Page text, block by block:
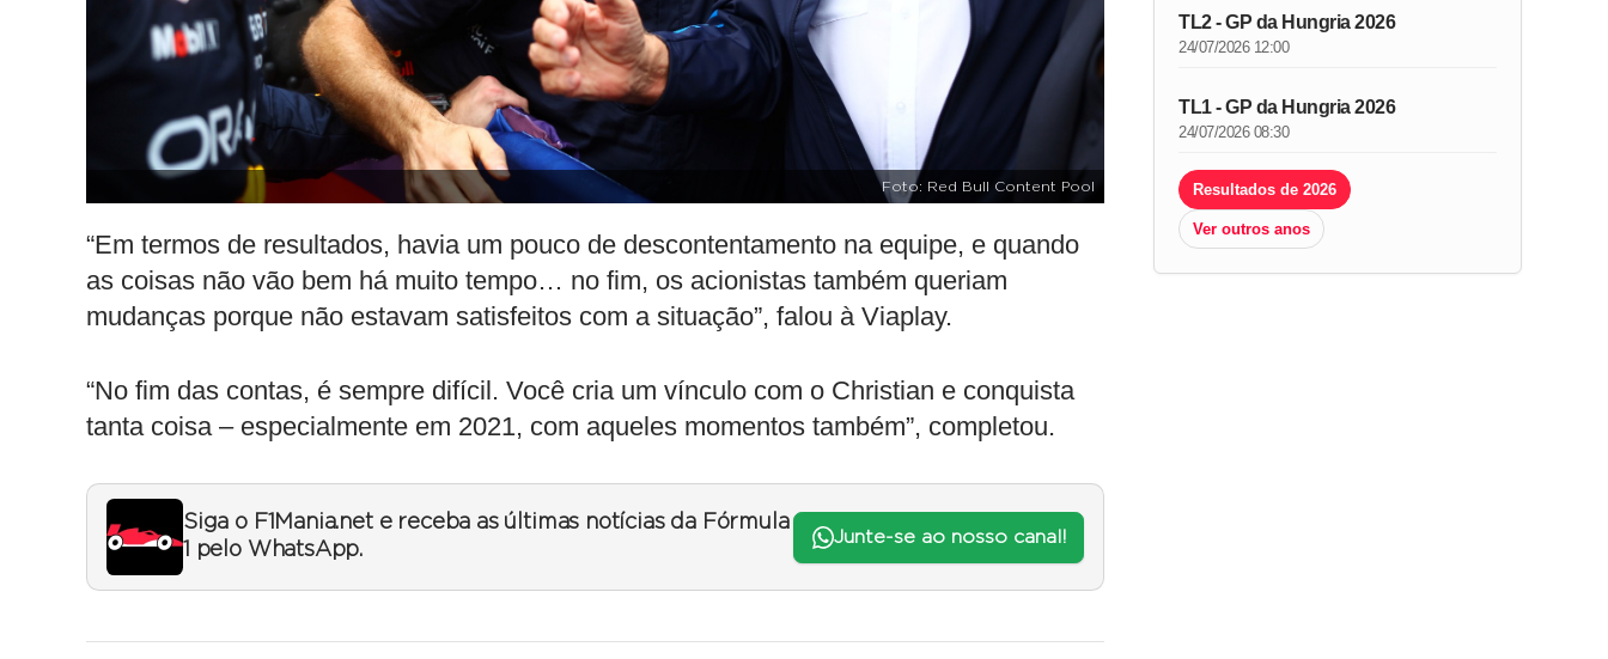
Foto: Red Bull Content Pool
“Em termos de resultados, havia um pouco de descontentamento na equipe, e quando
as coisas não vão bem há muito tempo… no fim, os acionistas também queriam
mudanças porque não estavam satisfeitos com a situação”, falou à Viaplay.
“No fim das contas, é sempre difícil. Você cria um vínculo com o Christian e conquista
tanta coisa – especialmente em 2021, com aqueles momentos também”, completou.
Siga o F1Mania.net e receba as últimas notícias da Fórmula
1 pelo WhatsApp.
Junte-se ao nosso canal!
TL2 - GP da Hungria 2026
24/07/2026 12:00
TL1 - GP da Hungria 2026
24/07/2026 08:30
Resultados de 2026
Ver outros anos